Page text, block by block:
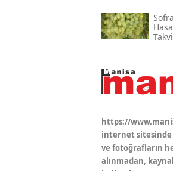
https://
internet sitesinde
ve fotoğrafların
alınmadan,